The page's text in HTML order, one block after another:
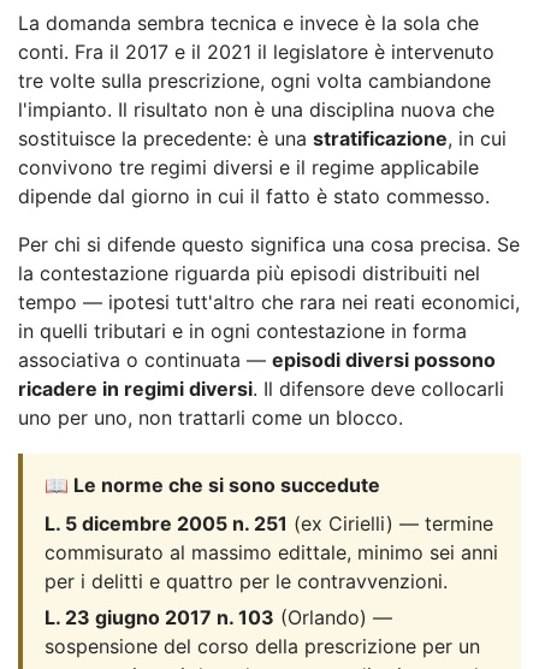
La domanda sembra tecnica e invece è la sola che
conti. Fra il 2017 e il 2021 il legislatore è intervenuto
tre volte sulla prescrizione, ogni volta cambiandone
l'impianto. Il risultato non è una disciplina nuova che
sostituisce la precedente: è una stratificazione, in cui
convivono tre regimi diversi e il regime applicabile
dipende dal giorno in cui il fatto è stato commesso.
Per chi si difende questo significa una cosa precisa. Se
la contestazione riguarda più episodi distribuiti nel
tempo — ipotesi tutt'altro che rara nei reati economici,
in quelli tributari e in ogni contestazione in forma
associativa o continuata — episodi diversi possono
ricadere in regimi diversi. Il difensore deve collocarli
uno per uno, non trattarli come un blocco.
📖 Le norme che si sono succedute
L. 5 dicembre 2005 n. 251 (ex Cirielli) — termine
commisurato al massimo edittale, minimo sei anni
per i delitti e quattro per le contravvenzioni.
L. 23 giugno 2017 n. 103 (Orlando) —
sospensione del corso della prescrizione per un